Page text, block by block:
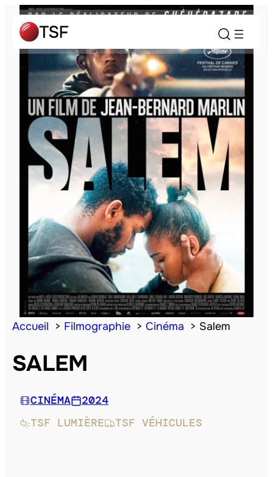
Accueil Filmographie Cinéma Salem
SALEM
CINÉMA
2024
TSF LUMIÈRE
TSF VÉHICULES